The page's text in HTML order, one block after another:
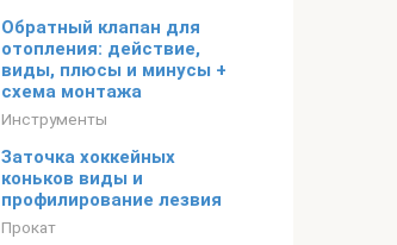
Обратный клапан для
отопления: действие,
виды, плюсы и минусы +
схема монтажа
Инструменты
Заточка хоккейных
коньков виды и
профилирование лезвия
Прокат